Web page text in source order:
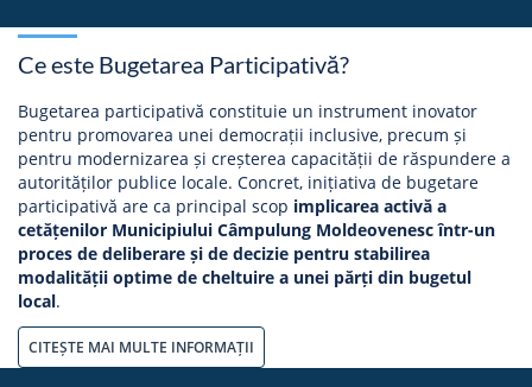
Ce este Bugetarea Participativă?
Bugetarea participativă constituie un instrument inovator
pentru promovarea unei democrații inclusive, precum și
pentru modernizarea și creșterea capacității de răspundere a
autorităților publice locale. Concret, inițiativa de bugetare
participativă are ca principal scop implicarea activă a
cetățenilor Municipiului Câmpulung Moldeovenesc într-un
proces de deliberare și de decizie pentru stabilirea
modalității optime de cheltuire a unei părți din bugetul
local.
CITEȘTE MAI MULTE INFORMAȚII